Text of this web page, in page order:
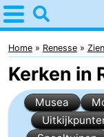
Home
Renesse
Tips
Voor
Home Renesse
Kerken in
Musea